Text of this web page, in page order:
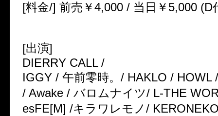
[料金/] 前売￥4,000 / 当日￥5,000 (D
[出演]
DIERRY CALL /
IGGY / 午前零時。/ HAKLO / HOWL
/ Awake / バロムナイツ/ L-THE
esFE[M] /キラワレモノ/